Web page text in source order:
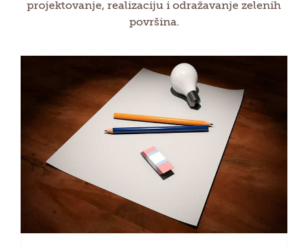
projektovanje, realizaciju i odražavanje zelenih
površina.